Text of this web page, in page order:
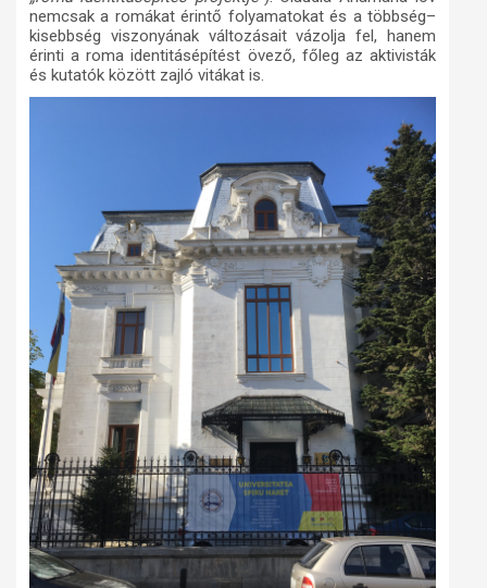
nemcsak a romákat érintő folyamatokat és a többség–
kisebbség viszonyának változásait vázolja fel, hanem
érinti a roma identitásépítést övező, főleg az aktivisták
és kutatók között zajló vitákat is.